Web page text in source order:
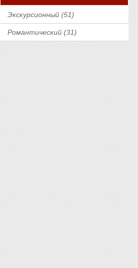
Экскурсионный (51)
Романтический (31)